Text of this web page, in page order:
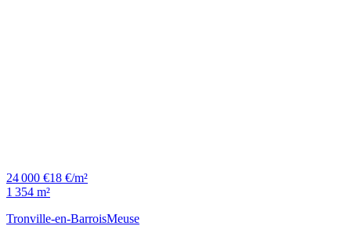
24 000 €18 €/m²
1 354 m²
Tronville-en-BarroisMeuse